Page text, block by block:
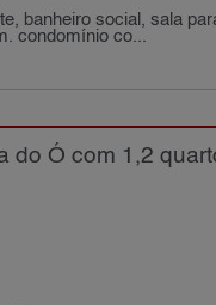
banheiro social, sala
condomínio co...
Ó com 1,2